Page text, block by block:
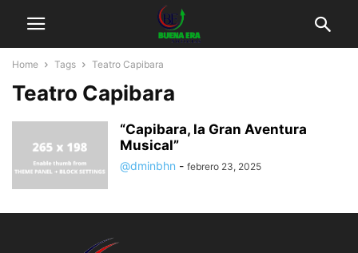
Home Tags Teatro Capibara
Teatro Capibara
“Capibara, la Gran Aventura
Musical”
@dminbhn - febrero 23, 2025